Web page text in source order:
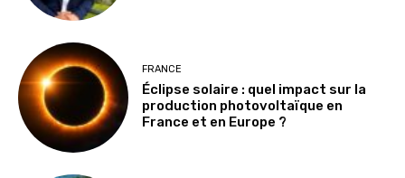
FRANCE
Éclipse solaire : quel impact sur la
production photovoltaïque en
France et en Europe ?